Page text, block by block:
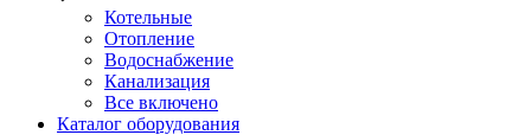
Котельные
Отопление
Водоснабжение
Канализация
Все включено
Каталог оборудования